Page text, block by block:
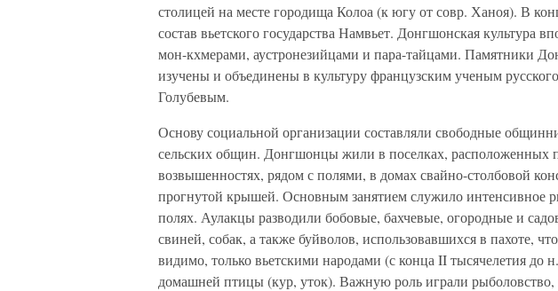
столицей на месте городища Колоа (к югу от совр. Ханоя). В
состав вьетского государства Намвьет. Донгшонская культура
мон-кхмерами, аустронезийцами и пара-тайцами. Памятники
изучены и объединены в культуру французским ученым
Голубевым.
Основу социальной организации составляли свободные
сельских общин. Донгшонцы жили в поселках, расположенных
возвышенностях, рядом с полями, в домах свайно-столбовой
прогнутой крышей. Основным занятием служило интенсивное
полях. Аулакцы разводили бобовые, бахчевые, огородные и
свиней, собак, а также буйволов, использовавшихся в пахоте,
видимо, только вьетскими народами (с конца II тысячелетия до
домашней птицы (кур, уток). Важную роль играли